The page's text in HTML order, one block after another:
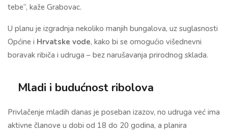
tebe“, kaže Grabovac.
U planu je izgradnja nekoliko manjih bungalova, uz suglasnosti
Općine i Hrvatske vode, kako bi se omogućio višednevni
boravak ribiča i udruga – bez narušavanja prirodnog sklada.
Mladi i budućnost ribolova
Privlačenje mladih danas je poseban izazov, no udruga već ima
aktivne članove u dobi od 18 do 20 godina, a planira